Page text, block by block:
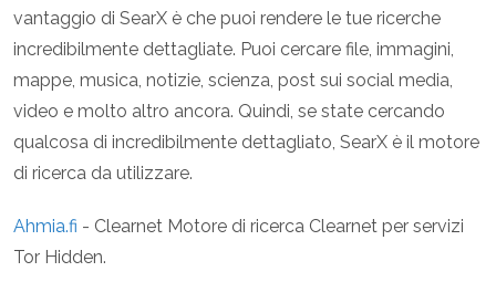
vantaggio di SearX è che puoi rendere le tue ricerche
incredibilmente dettagliate. Puoi cercare file, immagini,
mappe, musica, notizie, scienza, post sui social media,
video e molto altro ancora. Quindi, se state cercando
qualcosa di incredibilmente dettagliato, SearX è il motore
di ricerca da utilizzare.
Ahmia.fi - Clearnet Motore di ricerca Clearnet per servizi
Tor Hidden.